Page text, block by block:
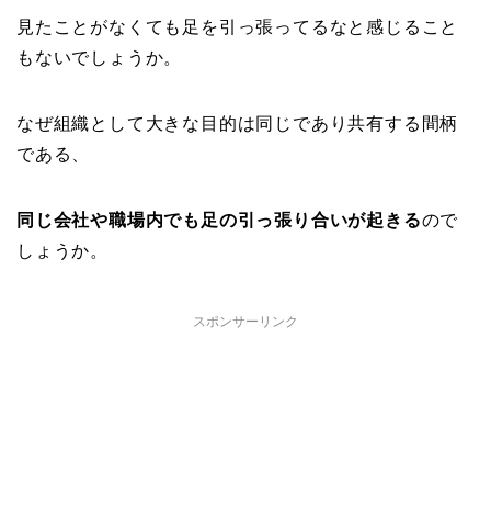
見たことがなくても足を引っ張ってるなと感じること
もないでしょうか。
なぜ組織として大きな目的は同じであり共有する間柄
である、
同じ会社や職場内でも足の引っ張り合いが起きるので
しょうか。
スポンサーリンク